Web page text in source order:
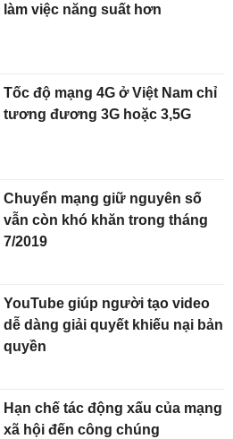
làm việc năng suất hơn
Tốc độ mạng 4G ở Việt Nam chỉ
tương đương 3G hoặc 3,5G
Chuyển mạng giữ nguyên số
vẫn còn khó khăn trong tháng
7/2019
YouTube giúp người tạo video
dễ dàng giải quyết khiếu nại bản
quyền
Hạn chế tác động xấu của mạng
xã hội đến công chúng